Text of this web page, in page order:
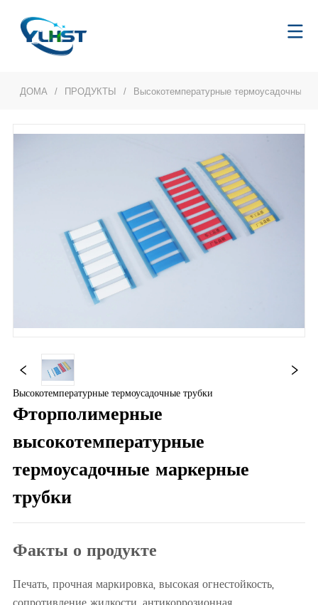
ДОМА / ПРОДУКТЫ / Высокотемпературные термоусадочные
Высокотемпературные термоусадочные трубки
Фторполимерные
высокотемпературные
термоусадочные маркерные
трубки